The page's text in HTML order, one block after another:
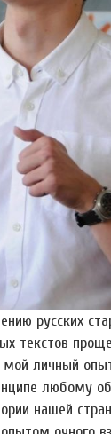
русских
текстов
личный
любому
нашей